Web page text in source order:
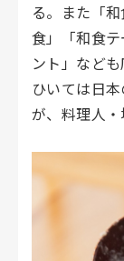
る。また「
食」「和食
ント」など
ひいては日
が、料理人・